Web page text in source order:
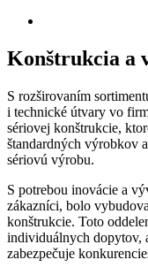
Konštrukcia a
S rozširovaním
i technické útvary vo
sériovej konštrukcie,
štandardných výrobkov
sériovú výrobu.
S potrebou inovácie a
zákazníci, bolo
konštrukcie. Toto
individuálnych dopytov,
zabezpečuje